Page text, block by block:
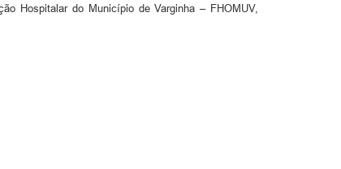
Hospitalar do Município de Varginha – FHOMUV,